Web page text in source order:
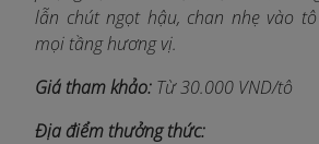
lẫn chút ngọt hậu, chan nhẹ vào
mọi tầng hương vị.
Giá tham khảo: Từ 30.000 VND/tô
Địa điểm thưởng thức: